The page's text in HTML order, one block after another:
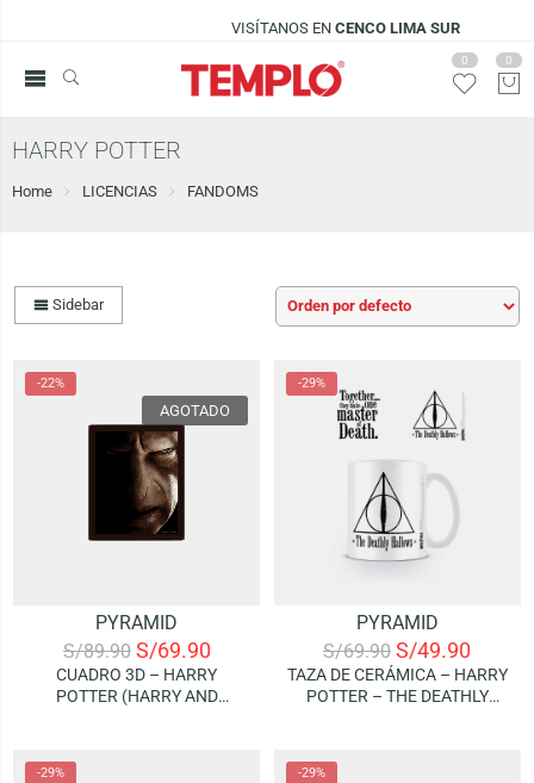
VISÍTANOS ENCENCO LIMA SUR
0 0
HARRY POTTER
Home LICENCIAS FANDOMS
Sidebar
AGOTADO
-22%
PYRAMID
S/89.90 S/69.90
CUADRO 3D – HARRY
POTTER (HARRY AND
-29%
PYRAMID
S/69.90 S/49.90
TAZA DE CERÁMICA – HARRY
POTTER – THE DEATHLY
-29% -29%